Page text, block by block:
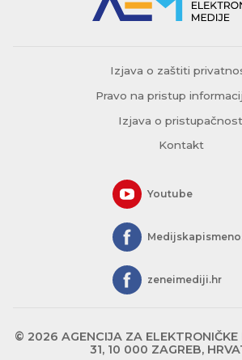
Izjava o zaštiti
Pravo na pristup
Izjava o
Kontakt
Youtube
zeneimediji.hr
© 2026 AGENCIJA ZA ELEKTRONIČKE
31, 10 000 ZAGREB,